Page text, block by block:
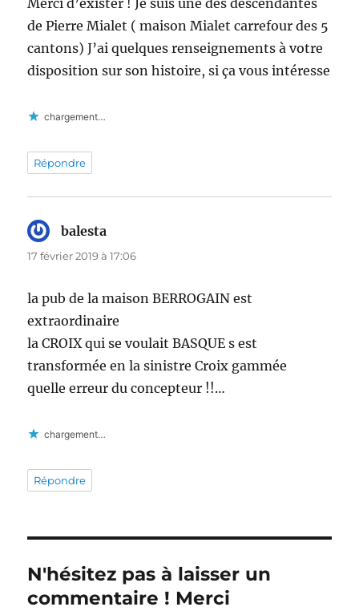
Merci d’exister ! Je suis une des descendantes
de Pierre Mialet ( maison Mialet carrefour des 5
cantons) J’ai quelques renseignements à votre
disposition sur son histoire, si ça vous intéresse
chargement…
Répondre
balesta
17 février 2019 à 17:06
la pub de la maison BERROGAIN est
extraordinaire
la CROIX qui se voulait BASQUE s est
transformée en la sinistre Croix gammée
quelle erreur du concepteur !!…
chargement…
Répondre
N'hésitez pas à laisser un
commentaire ! Merci